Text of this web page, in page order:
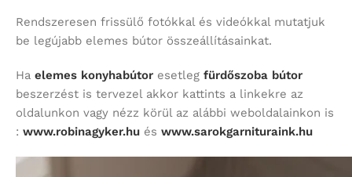
Rendszeresen frissülő fotókkal és videókkal mutatjuk
be legújabb elemes bútor összeállításainkat.
Ha elemes konyhabútor esetleg fürdőszoba bútor
beszerzést is tervezel akkor kattints a linkekre az
oldalunkon vagy nézz körül az alábbi weboldalainkon is
: www.robinagyker.hu és www.sarokgarnituraink.hu